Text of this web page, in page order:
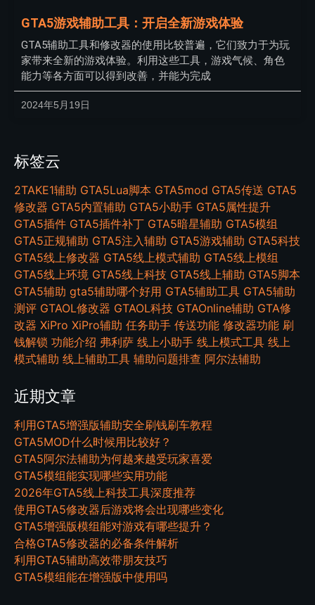
GTA5游戏辅助工具：开启全新游戏体验
GTA5辅助工具和修改器的使用比较普遍，它们致力于为玩
家带来全新的游戏体验。利用这些工具，游戏气候、角色
能力等各方面可以得到改善，并能为完成
2024年5月19日
标签云
2TAKE1辅助 GTA5Lua脚本 GTA5mod GTA5传送 GTA5
修改器 GTA5内置辅助 GTA5小助手 GTA5属性提升
GTA5插件 GTA5插件补丁 GTA5暗星辅助 GTA5模组
GTA5正规辅助 GTA5注入辅助 GTA5游戏辅助 GTA5科技
GTA5线上修改器 GTA5线上模式辅助 GTA5线上模组
GTA5线上环境 GTA5线上科技 GTA5线上辅助 GTA5脚本
GTA5辅助 gta5辅助哪个好用 GTA5辅助工具 GTA5辅助
测评 GTAOL修改器 GTAOL科技 GTAOnline辅助 GTA修
改器 XiPro XiPro辅助 任务助手 传送功能 修改器功能 刷
钱解锁 功能介绍 弗利萨 线上小助手 线上模式工具 线上
模式辅助 线上辅助工具 辅助问题排查 阿尔法辅助
近期文章
利用GTA5增强版辅助安全刷钱刷车教程
GTA5MOD什么时候用比较好？
GTA5阿尔法辅助为何越来越受玩家喜爱
GTA5模组能实现哪些实用功能
2026年GTA5线上科技工具深度推荐
使用GTA5修改器后游戏将会出现哪些变化
GTA5增强版模组能对游戏有哪些提升？
合格GTA5修改器的必备条件解析
利用GTA5辅助高效带朋友技巧
GTA5模组能在增强版中使用吗